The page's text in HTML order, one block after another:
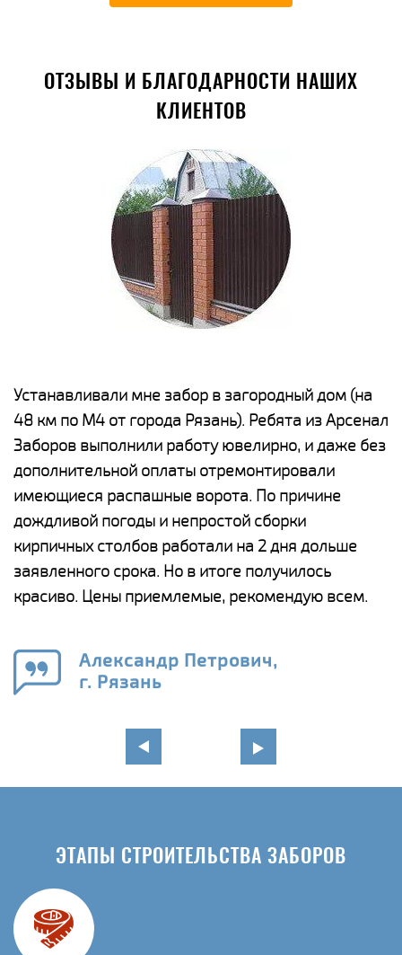
ОТЗЫВЫ И БЛАГОДАРНОСТИ НАШИХ
КЛИЕНТОВ
Устанавливали мне забор в загородный дом (на
48 км по М4 от города Рязань). Ребята из Арсенал
Заборов выполнили работу ювелирно, и даже без
дополнительной оплаты отремонтировали
имеющиеся распашные ворота. По причине
дождливой погоды и непростой сборки
кирпичных столбов работали на 2 дня дольше
заявленного срока. Но в итоге получилось
красиво. Цены приемлемые, рекомендую всем.
Александр Петрович,
г. Рязань
ЭТАПЫ СТРОИТЕЛЬСТВА ЗАБОРОВ